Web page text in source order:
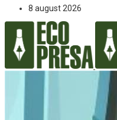
8 august 2026